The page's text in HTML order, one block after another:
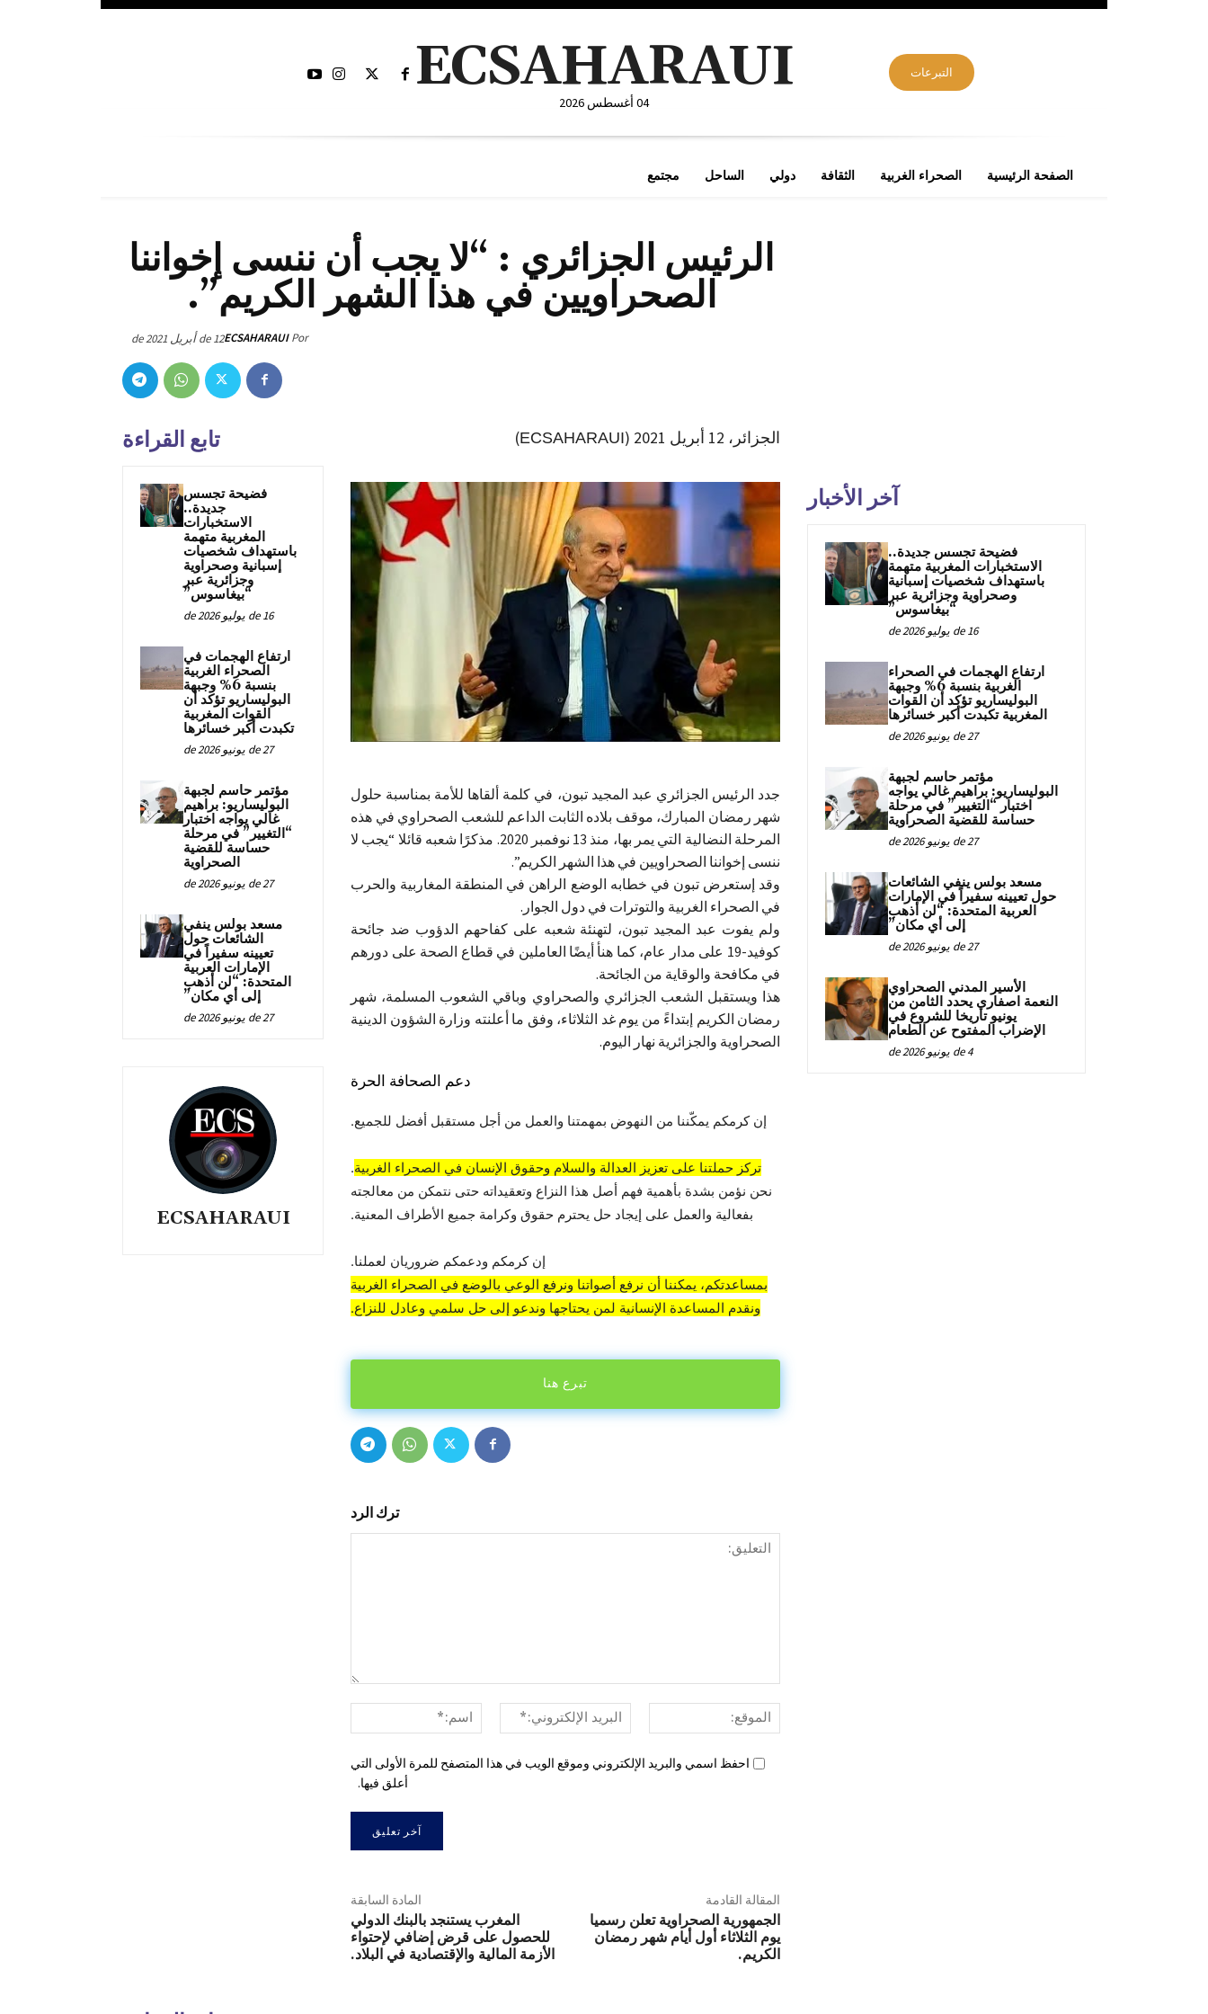
التبرعات ECSAHARAUI
04 أغسطس 2026
الصفحة الرئيسية الصحراء الغربية الثقافة دولي الساحل مجتمع
الرئيس الجزائري : “لا يجب أن ننسى إخواننا
الصحراويين في هذا الشهر الكريم”.
Por
ECSAHARAUI12 de أبريل de 2021
تابع القراءة
فضيحة تجسس
جديدة..
الاستخبارات
المغربية متهمة
باستهداف شخصيات
إسبانية وصحراوية
وجزائرية عبر
“بيغاسوس”
16 de يوليو de 2026
ارتفاع الهجمات في
الصحراء الغربية
بنسبة 6% وجبهة
البوليساريو تؤكد أن
القوات المغربية
تكبدت أكبر خسائرها
27 de يونيو de 2026
مؤتمر حاسم لجبهة
البوليساريو: براهيم
غالي يواجه اختبار
“التغيير” في مرحلة
حساسة للقضية
الصحراوية
27 de يونيو de 2026
مسعد بولس ينفي
الشائعات حول
تعيينه سفيراً في
الإمارات العربية
المتحدة: “لن أذهب
إلى أي مكان”
27 de يونيو de 2026
ECSAHARAUI
الجزائر، 12 أبريل 2021 ( ECSAHARAUI
)
جدد الرئيس الجزائري عبد المجيد تبون، في كلمة ألقاها للأمة بمناسبة حلول
شهر رمضان المبارك، موقف بلاده الثابت الداعم للشعب الصحراوي في هذه
المرحلة النضالية التي يمر بها، منذ 13 نوفمبر 2020. مذكرًا شعبه قائلا “يجب لا
ننسى إخواننا الصحراويين في هذا الشهر الكريم”.
وقد إستعرض تبون في خطابه الوضع الراهن في المنطقة المغاربية والحرب
في الصحراء الغربية والتوترات في دول الجوار.
ولم يفوت عبد المجيد تبون، لتهنئة شعبه على كفاحهم الدؤوب ضد جائحة
كوفيد-19 على مدار عام، كما هنأ أيضًا العاملين في قطاع الصحة على دورهم
في مكافحة والوقاية من الجائحة.
هذا ويستقبل الشعب الجزائري والصحراوي وباقي الشعوب المسلمة، شهر
رمضان الكريم إبتداءً من يوم غد الثلاثاء، وفق ما أعلنته وزارة الشؤون الدينية
الصحراوية والجزائرية نهار اليوم.
دعم الصحافة الحرة
إن كرمكم يمكّننا من النهوض بمهمتنا والعمل من أجل مستقبل أفضل للجميع.
تركز حملتنا على تعزيز العدالة والسلام وحقوق الإنسان في الصحراء الغربية.
نحن نؤمن بشدة بأهمية فهم أصل هذا النزاع وتعقيداته حتى نتمكن من معالجته
بفعالية والعمل على إيجاد حل يحترم حقوق وكرامة جميع الأطراف المعنية.
إن كرمكم ودعمكم ضروريان لعملنا.
بمساعدتكم، يمكننا أن نرفع أصواتنا ونرفع الوعي بالوضع في الصحراء الغربية
ونقدم المساعدة الإنسانية لمن يحتاجها وندعو إلى حل سلمي وعادل للنزاع.
تبرع هنا
ترك الرد
الإلكتروني:*
الموقع:
احفظ اسمي والبريد الإلكتروني وموقع الويب في هذا المتصفح للمرة الأولى التي
أعلق فيها.
المادة السابقة
المغرب يستنجد بالبنك الدولي
للحصول على قرض إضافي لإحتواء
الأزمة المالية والإقتصادية في البلاد.
المقالة القادمة
الجمهورية الصحراوية تعلن رسميا
يوم الثلاثاء أول أيام شهر رمضان
الكريم.
آخر الأخبار
فضيحة تجسس جديدة..
الاستخبارات المغربية متهمة
باستهداف شخصيات إسبانية
وصحراوية وجزائرية عبر
“بيغاسوس”
16 de يوليو de 2026
ارتفاع الهجمات في الصحراء
الغربية بنسبة 6% وجبهة
البوليساريو تؤكد أن القوات
المغربية تكبدت أكبر خسائرها
27 de يونيو de 2026
مؤتمر حاسم لجبهة
البوليساريو: براهيم غالي يواجه
اختبار “التغيير” في مرحلة
حساسة للقضية الصحراوية
27 de يونيو de 2026
مسعد بولس ينفي الشائعات
حول تعيينه سفيراً في الإمارات
العربية المتحدة: “لن أذهب
إلى أي مكان”
27 de يونيو de 2026
الأسير المدني الصحراوي
النعمة اصفاري يحدد الثامن من
يونيو تاريخا للشروع في
الإضراب المفتوح عن الطعام
4 de يونيو de 2026